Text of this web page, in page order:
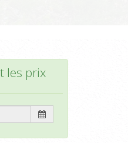
les prix